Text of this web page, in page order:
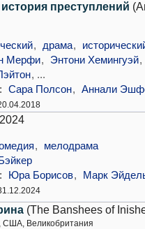
преступлений
, драма,
Мерфи, Энтони Хемингуэй,
, ...
Сара Полсон, Аннали
,
мелодрама
Юра Борисов, Марк
(The Banshees of
США, Великобритания